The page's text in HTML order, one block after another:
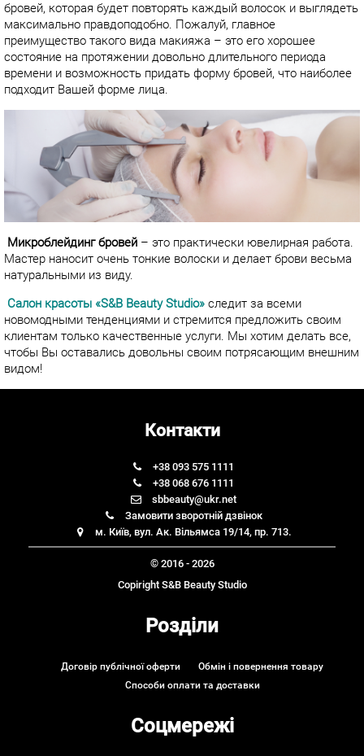
бровей, которая будет повторять каждый волосок и выглядеть
максимально правдоподобно. Пожалуй, главное
преимущество такого вида макияжа – это его хорошее
состояние на протяжении довольно длительного периода
времени и возможность придать форму бровей, что наиболее
подходит Вашей форме лица.
Микроблейдинг бровей – это практически ювелирная работа.
Мастер наносит очень тонкие волоски и делает брови весьма
натуральными из виду.
Салон красоты «S&B Beauty Studio» следит за всеми
новомодными тенденциями и стремится предложить своим
клиентам только качественные услуги. Мы хотим делать все,
чтобы Вы оставались довольны своим потрясающим внешним
видом!
Контакти
+38 093 575 1111
+38 068 676 1111
sbbeauty@ukr.net
Замовити зворотній дзвінок
м. Київ, вул. Ак. Вільямса 19/14, пр. 713.
© 2016 - 2026
Copiright S&B Beauty Studio
Розділи
Договір публічної оферти
Обмін і повернення товару
Способи оплати та доставки
Соцмережі